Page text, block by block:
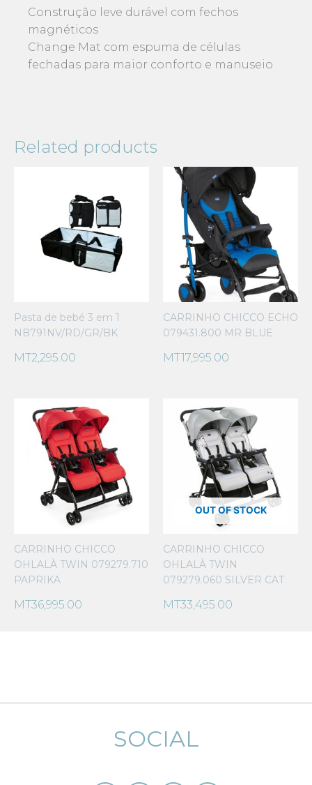
Construção leve durável com fechos
magnéticos
Change Mat com espuma de células
fechadas para maior conforto e manuseio
Related products
Pasta de bebé 3 em 1
NB791NV/RD/GR/BK
MT2,295.00
CARRINHO CHICCO ECHO
079431.800 MR BLUE
MT17,995.00
CARRINHO CHICCO
OHLALÀ TWIN 079279.710
PAPRIKA
MT36,995.00
OUT OF STOCK
CARRINHO CHICCO
OHLALÀ TWIN
079279.060 SILVER CAT
MT33,495.00
SOCIAL